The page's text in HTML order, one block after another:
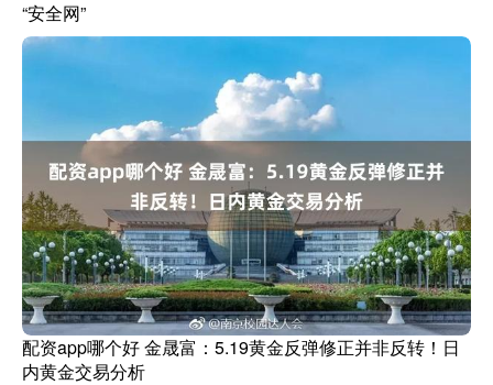
“安全网”
配资app哪个好 金晟富：5.19黄金反弹修正并非反转！日
内黄金交易分析